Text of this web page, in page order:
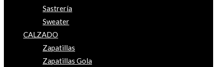
Sastrería
Sweater
CALZADO
Zapatillas
Zapatillas Gola